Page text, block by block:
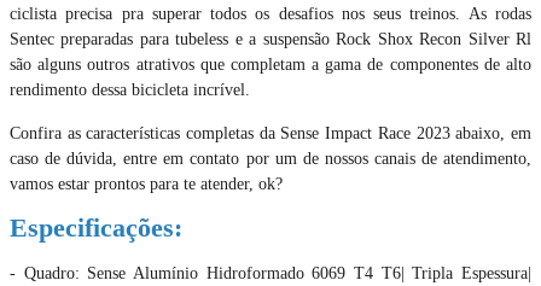
ciclista precisa pra superar todos os desafios nos seus treinos. As rodas
Sentec preparadas para tubeless e a suspensão Rock Shox Recon Silver Rl
são alguns outros atrativos que completam a gama de componentes de alto
rendimento dessa bicicleta incrível.
Confira as características completas da Sense Impact Race 2023 abaixo, em
caso de dúvida, entre em contato por um de nossos canais de atendimento,
vamos estar prontos para te atender, ok?
Especificações:
- Quadro: Sense Alumínio Hidroformado 6069 T4 T6| Tripla Espessura|